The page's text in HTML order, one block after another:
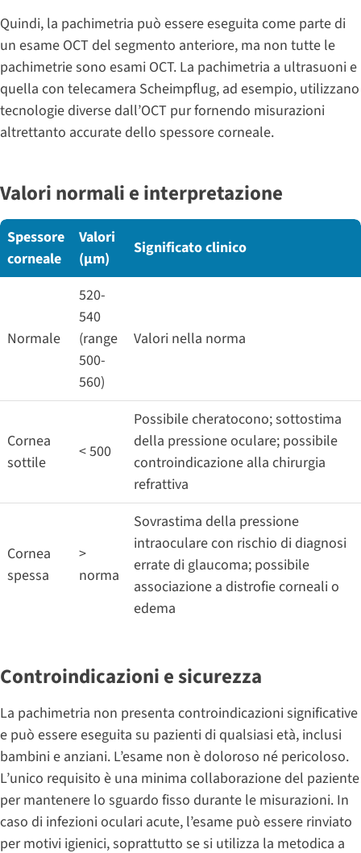
Quindi, la pachimetria può essere eseguita come parte di
un esame OCT del segmento anteriore, ma non tutte le
pachimetrie sono esami OCT. La pachimetria a ultrasuoni e
quella con telecamera Scheimpflug, ad esempio, utilizzano
tecnologie diverse dall’OCT pur fornendo misurazioni
altrettanto accurate dello spessore corneale.
Valori normali e interpretazione
Spessore
corneale
Valori
(μm)
Significato clinico
Normale
520-
540
(range
500-
560)
Valori nella norma
Cornea
sottile
< 500
Possibile cheratocono; sottostima
della pressione oculare; possibile
controindicazione alla chirurgia
refrattiva
Cornea
spessa
>
norma
Sovrastima della pressione
intraoculare con rischio di diagnosi
errate di glaucoma; possibile
associazione a distrofie corneali o
edema
Controindicazioni e sicurezza
La pachimetria non presenta controindicazioni significative
e può essere eseguita su pazienti di qualsiasi età, inclusi
bambini e anziani. L’esame non è doloroso né pericoloso.
L’unico requisito è una minima collaborazione del paziente
per mantenere lo sguardo fisso durante le misurazioni. In
caso di infezioni oculari acute, l’esame può essere rinviato
per motivi igienici, soprattutto se si utilizza la metodica a